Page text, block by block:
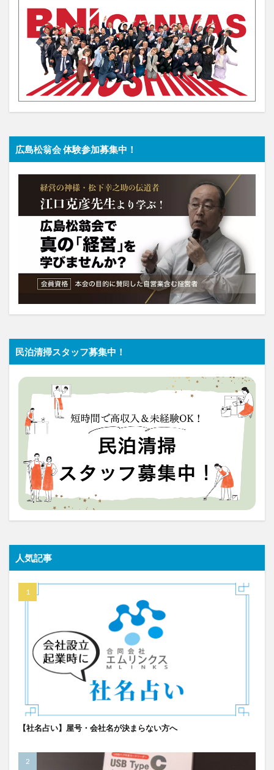
広島松翁会 体験参加募集中！
民泊清掃スタッフ募集中！
人気記事
【社名占い】屋号・会社名が決まらない方へ